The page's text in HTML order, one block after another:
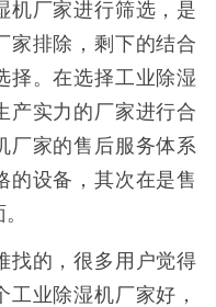
机厂家进行筛选，是
家排除，剩下的结合
择。在选择工业除湿
产实力的厂家进行合
厂家的售后服务体系
的设备，其次在是售
的，很多用户觉得
业除湿机厂家好，